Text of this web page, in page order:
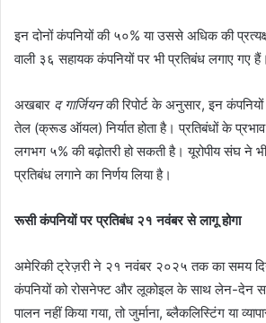
इन दोनों कंपनियों की ५०% या उससे अधिक की प्रत्यक्ष
वाली ३६ सहायक कंपनियों पर भी प्रतिबंध लगाए गए हैं।
अखबार द गार्जियनकी रिपोर्ट के अनुसार, इन
तेल (क्रूड ऑयल) निर्यात होता है। प्रतिबंधों के
लगभग ५% की बढ़ोतरी हो सकती है। यूरोपीय संघ ने
प्रतिबंध लगाने का निर्णय लिया है।
रूसी कंपनियों पर प्रतिबंध २१ नवंबर से लागू होगा
अमेरिकी ट्रेज़री ने २१ नवंबर २०२५ तक का समय
कंपनियों को रोसनेफ्ट और लूकोइल के साथ लेन-देन
पालन नहीं किया गया, तो जुर्माना, ब्लैकलिस्टिंग या